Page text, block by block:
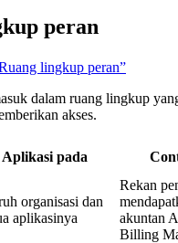
peran
lingkup peran”
dalam ruang lingkup
akses.
Aplikasi pada
organisasi dan
aplikasinya
Rekan
akuntan
Billing